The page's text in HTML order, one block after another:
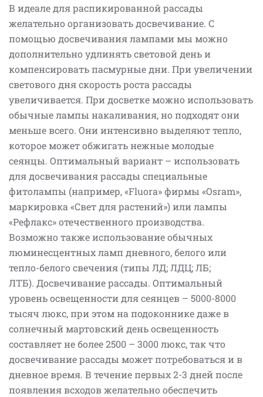
В идеале для распикированной рассады
желательно организовать досвечивание. С
помощью досвечивания лампами мы можно
дополнительно удлинять световой день и
компенсировать пасмурные дни. При увеличении
светового дня скорость роста рассады
увеличивается. При досветке можно использовать
обычные лампы накаливания, но подходят они
меньше всего. Они интенсивно выделяют тепло,
которое может обжигать нежные молодые
сеянцы. Оптимальный вариант – использовать
для досвечивания рассады специальные
фитолампы (например, «Fluora» фирмы «Osram»,
маркировка «Свет для растений») или лампы
«Рефлакс» отечественного производства.
Возможно также использование обычных
люминесцентных ламп дневного, белого или
тепло-белого свечения (типы ЛД; ЛДЦ; ЛБ;
ЛТБ). Досвечивание рассады. Оптимальный
уровень освещенности для сеянцев – 5000-8000
тысяч люкс, при этом на подоконнике даже в
солнечный мартовский день освещенность
составляет не более 2500 – 3000 люкс, так что
досвечивание рассады может потребоваться и в
дневное время. В течение первых 2-3 дней после
появления всходов желательно обеспечить